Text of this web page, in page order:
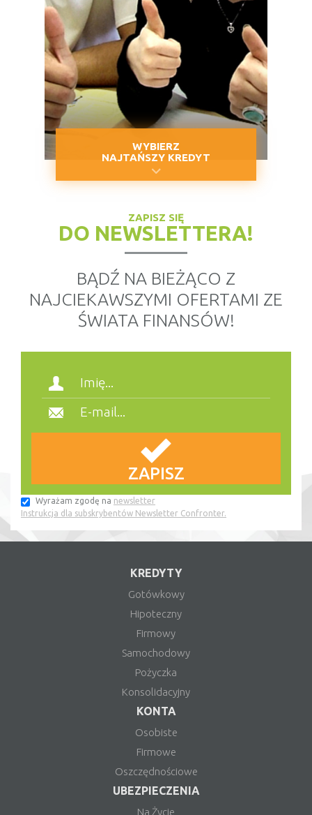
WYBIERZ
NAJTAŃSZY KREDYT
ZAPISZ SIĘ
DO NEWSLETTERA!
BĄDŹ NA BIEŻĄCO Z
NAJCIEKAWSZYMI OFERTAMI ZE
ŚWIATA FINANSÓW!
Wyrażam zgodę na newsletter
Instrukcja dla subskrybentów Newsletter Confronter.
KREDYTY
Gotówkowy
Hipoteczny
Firmowy
Samochodowy
Pożyczka
Konsolidacyjny
KONTA
Osobiste
Firmowe
Oszczędnościowe
UBEZPIECZENIA
Na Życie